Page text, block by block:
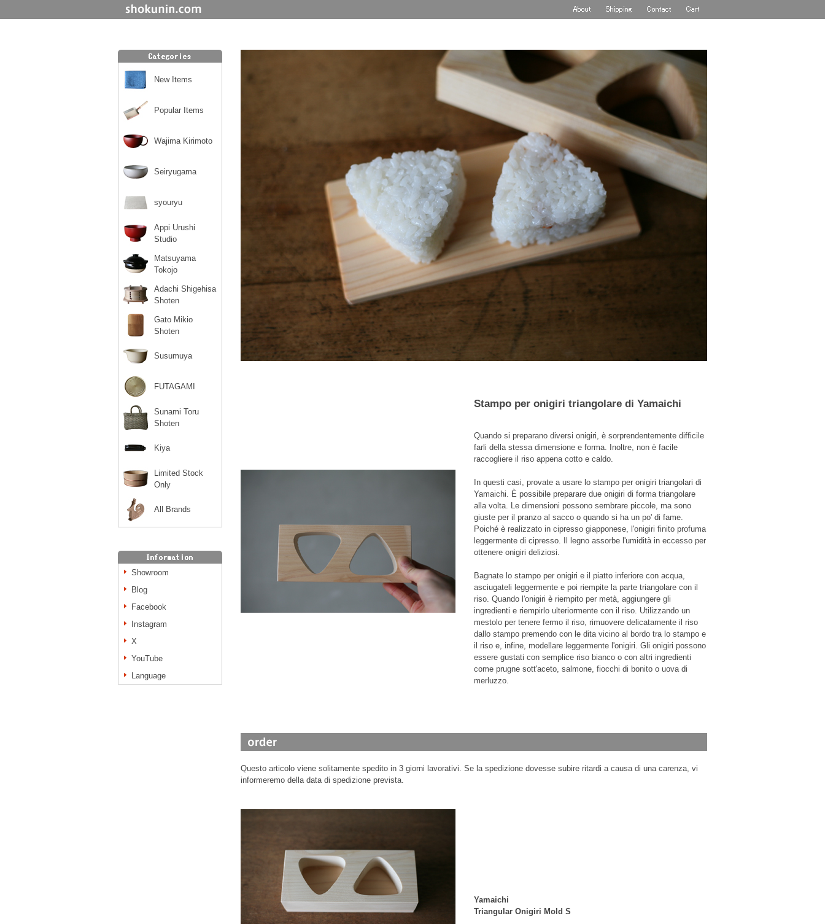
New Items
Popular Items
Wajima Kirimoto
Seiryugama
syouryu
Appi Urushi
Studio
Matsuyama
Tokojo
Adachi Shigehisa
Shoten
Gato Mikio
Shoten
Susumuya
FUTAGAMI
Sunami Toru
Shoten
Kiya
Limited Stock
Only
All Brands
Showroom
Blog
Facebook
Instagram
X
YouTube
Language
Stampo per onigiri triangolare di Yamaichi
Quando si preparano diversi onigiri, è sorprendentemente difficile
farli della stessa dimensione e forma. Inoltre, non è facile
raccogliere il riso appena cotto e caldo.
In questi casi, provate a usare lo stampo per onigiri triangolari di
Yamaichi. È possibile preparare due onigiri di forma triangolare
alla volta. Le dimensioni possono sembrare piccole, ma sono
giuste per il pranzo al sacco o quando si ha un po' di fame.
Poiché è realizzato in cipresso giapponese, l'onigiri finito profuma
leggermente di cipresso. Il legno assorbe l'umidità in eccesso per
ottenere onigiri deliziosi.
Bagnate lo stampo per onigiri e il piatto inferiore con acqua,
asciugateli leggermente e poi riempite la parte triangolare con il
riso. Quando l'onigiri è riempito per metà, aggiungere gli
ingredienti e riempirlo ulteriormente con il riso. Utilizzando un
mestolo per tenere fermo il riso, rimuovere delicatamente il riso
dallo stampo premendo con le dita vicino al bordo tra lo stampo e
il riso e, infine, modellare leggermente l'onigiri. Gli onigiri possono
essere gustati con semplice riso bianco o con altri ingredienti
come prugne sott'aceto, salmone, fiocchi di bonito o uova di
merluzzo.
Questo articolo viene solitamente spedito in 3 giorni lavorativi. Se la spedizione dovesse subire ritardi a causa di una carenza, vi
informeremo della data di spedizione prevista.
Yamaichi
Triangular Onigiri Mold S